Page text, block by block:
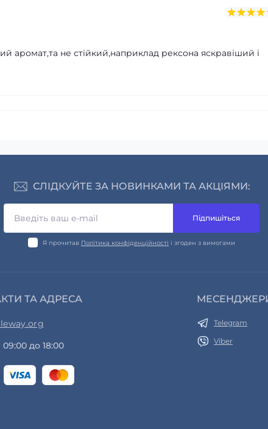
аромат,та не стійкий,наприклад рексона яскравіший і
СЛІДКУЙТЕ ЗА НОВИНКАМИ ТА АКЦІЯМИ:
Підпишіться
Я прочитав Політика конфіденційності і згоден з вимогами
ТА АДРЕСА
до 18:00
Telegram
Viber